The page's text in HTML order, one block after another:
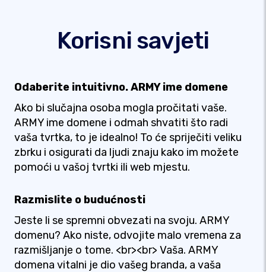
Korisni savjeti
Odaberite intuitivno. ARMY ime domene
Ako bi slučajna osoba mogla pročitati vaše.
ARMY ime domene i odmah shvatiti što radi
vaša tvrtka, to je idealno! To će spriječiti veliku
zbrku i osigurati da ljudi znaju kako im možete
pomoći u vašoj tvrtki ili web mjestu.
Razmislite o budućnosti
Jeste li se spremni obvezati na svoju. ARMY
domenu? Ako niste, odvojite malo vremena za
razmišljanje o tome. <br><br> Vaša. ARMY
domena vitalni je dio vašeg branda, a vaša